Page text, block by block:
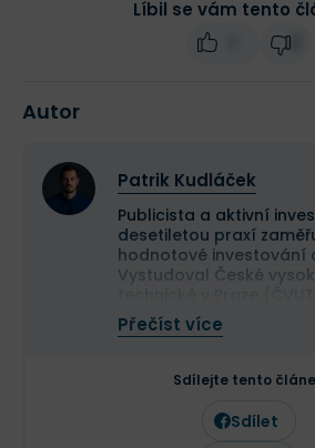
Líbil se vám tento
2
Autor
Patrik Kudláček
Publicista a aktivní
desetiletou praxí
hodnotové investování
Vystudoval České
Ve své investiční
aktivní i pasivní přístup
společnosti a value
článcích se věnuje
strategiím, psychologii
analýze jednotlivých
Přečíst více
Sdílejte tento
Sdílet